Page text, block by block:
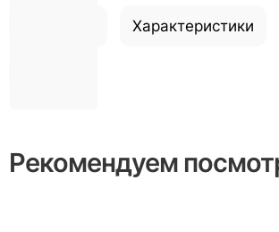
Характеристики
Рекомендуем